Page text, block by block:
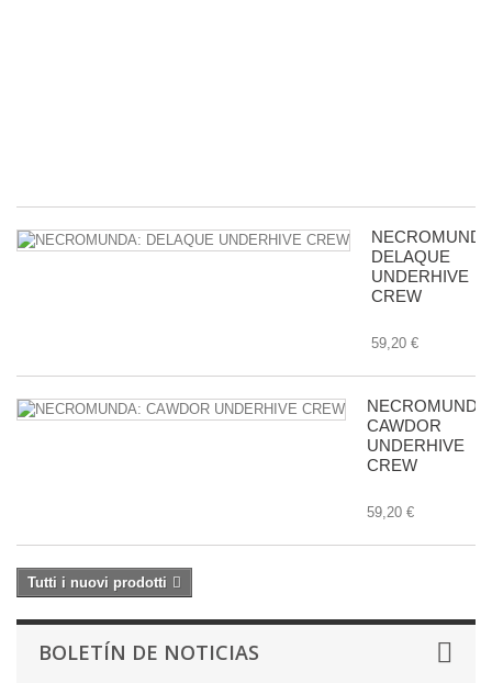
DELAQUE
UNDERHIVE
CREW
59,20 €
NECROMUNDA:
CAWDOR
UNDERHIVE
CREW
59,20 €
Tutti i nuovi prodotti
BOLETÍN DE NOTICIAS